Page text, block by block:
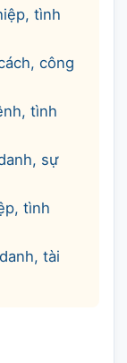
tình
công
tình
sự
tình
tài